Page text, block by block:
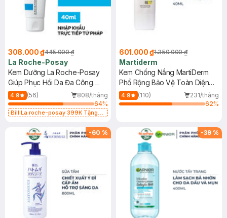
308.000 ₫445.000 ₫
La Roche-Posay
Kem Dưỡng La Roche-Posay
Giúp Phục Hồi Da Đa Công
Dụng 40ml
4.9 (56)
808/tháng
64%
Bill La roche-posay 399K Tặng
(SL có hạn)
601.000 ₫1.350.000 ₫
Martiderm
Kem Chống Nắng MartiDerm
Phổ Rộng Bảo Vệ Toàn Diện
40ml
4.9 (110)
231/tháng
62%
-60 % -39 %